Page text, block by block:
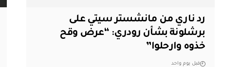
رد ناري من مانشستر سيتي على
برشلونة بشأن رودري: “عرض وقح
خذوه وارحلوا”
قبل يوم واحد